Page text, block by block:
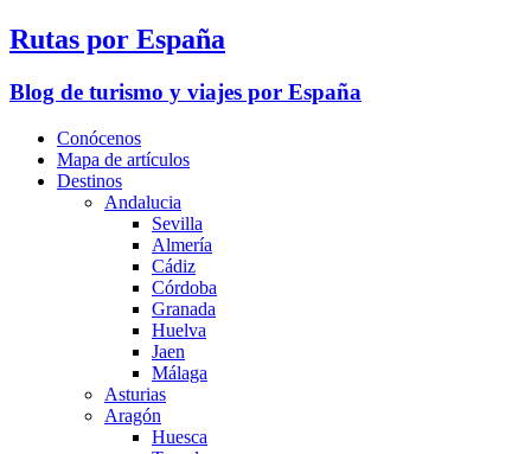
Rutas por España
Blog de turismo y viajes por España
Conócenos
Mapa de artículos
Destinos
Andalucia
Sevilla
Almería
Cádiz
Córdoba
Granada
Huelva
Jaen
Málaga
Asturias
Aragón
Huesca